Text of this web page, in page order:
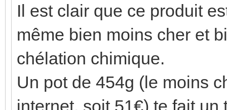
Il est clair que ce produit
même bien moins cher et
chélation chimique.
Un pot de 454g (le moins
internet, soit 51€) te fait